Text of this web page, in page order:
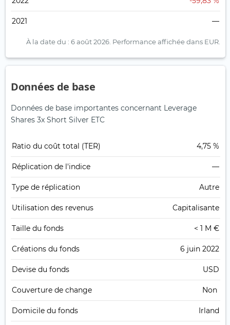
2021 —
À la date du : 6 août 2026. Performance affichée dans EUR.
Données de base
Données de base importantes concernant Leverage
Shares 3x Short Silver ETC
Ratio du coût total (TER) 4,75 %
Réplication de l'indice —
Type de réplication Autre
Utilisation des revenus Capitalisante
Taille du fonds < 1 M €
Créations du fonds 6 juin 2022
Devise du fonds USD
Couverture de change Non
Domicile du fonds Irland